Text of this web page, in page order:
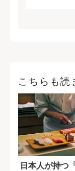
こちらも読
日本人が持つ